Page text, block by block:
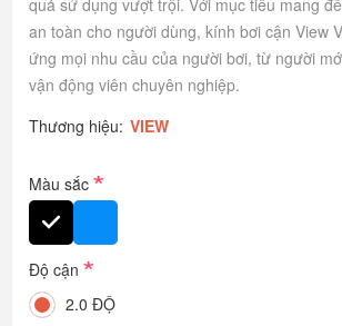
an toàn cho người dùng, kính bơi cận View
ứng mọi nhu cầu của người bơi, từ người
vận động viên chuyên nghiệp.
Thương hiệu: VIEW
Màu sắc*
Độ cận*
2.0 ĐỘ